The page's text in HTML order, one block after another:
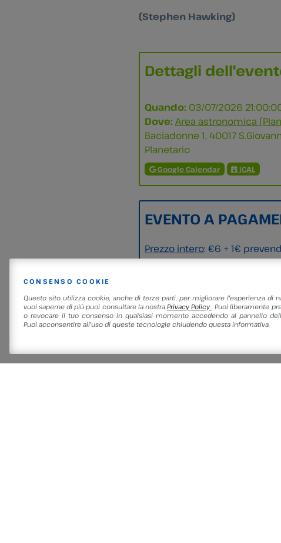
(Stephen Hawking)
Dettagli
Quando: 03/07/2026
Dove: Area astronomica
Baciadonne 1, 40017
Planetario
Google Calendar iCAL
EVENTO A
Prezzo intero: €6 + 1€
Prezzo ridotto: €4 + 1€
CONSENSO COOKIE
Questo sito utilizza cookie, anche di terze parti, per migliorare l'esperienza di
vuoi saperne di più puoi consultare la nostra Privacy Policy. Puoi liberamente
o revocare il tuo consenso in qualsiasi momento accedendo al pannello
Puoi acconsentire all'uso di queste tecnologie chiudendo questa informativa.